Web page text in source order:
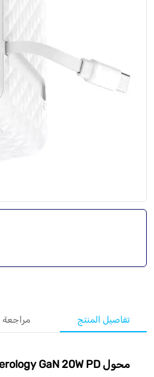
تفاصيل المنتج مراجعة
محول Powerology GaN 20W PD العالمي مع كابل Type-C قابل للسحب – حل شحن سريع وآمن ومثالي للسفر